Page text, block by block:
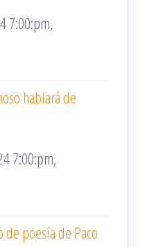
7:00:pm,
hablará de
7:00:pm,
poesía de Paco